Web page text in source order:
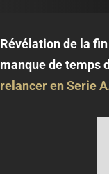
Révélation de la
manque de temps
relancer en Serie